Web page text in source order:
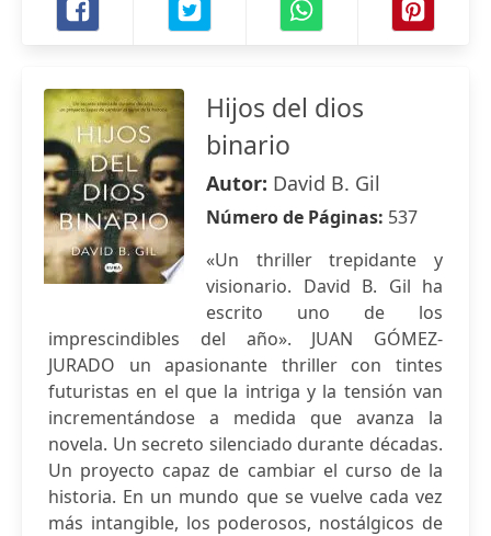
Hijos del dios
binario
Autor: David B. Gil
Número de Páginas: 537
«Un thriller trepidante y
visionario. David B. Gil ha
escrito uno de los
imprescindibles del año». JUAN GÓMEZ-
JURADO un apasionante thriller con tintes
futuristas en el que la intriga y la tensión van
incrementándose a medida que avanza la
novela. Un secreto silenciado durante décadas.
Un proyecto capaz de cambiar el curso de la
historia. En un mundo que se vuelve cada vez
más intangible, los poderosos, nostálgicos de